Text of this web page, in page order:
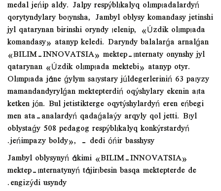
medal jeńip aldy. Jalpy respýblıkalyq olımpıadalardyń
qorytyndylary boıynsha, Jambyl oblysy komandasy jetinshi
jyl qatarynan birinshi oryndy ıelenip, «Úzdik olımpıada
komandasy» atanyp keledi. Daryndy balalarǵa arnalǵan
«BILIM-INNOVATSIA» mektep-ınternaty onynshy jyl
qatarynan «Úzdik olımpıada mektebi» atanyp otyr.
Olımpıada jáne ǵylym saıystary júldegerleriniń 63 paıyzy
mamandandyrylǵan mektepterdiń oqýshylary ekenin aıta
ketken jón. Bul jetistikterge oqytýshylardyń eren eńbegi
men ata-analardyń qadaǵalaýy arqyly qol jetti. Bıyl
oblystaǵy 508 pedagog respýblıkalyq konkýrstardyń
jeńimpazy boldy», - dedi óńir basshysy.
Jambyl oblysynyń ákimi «BILIM-INNOVATSIA»
mektep-ınternatynyń tájirıbesin basqa mektepterde de
engizýdi usyndy.